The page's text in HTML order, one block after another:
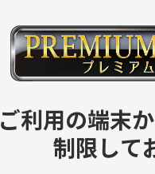
ご利用の端末
制限して